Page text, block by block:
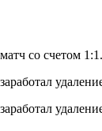
со счетом 1:1.